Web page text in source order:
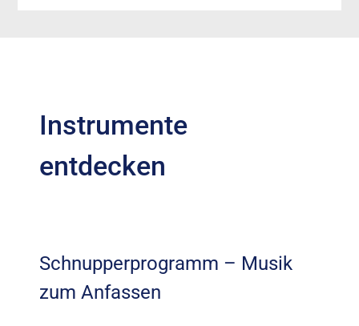
Instrumente
entdecken
Schnupperprogramm – Musik
zum Anfassen